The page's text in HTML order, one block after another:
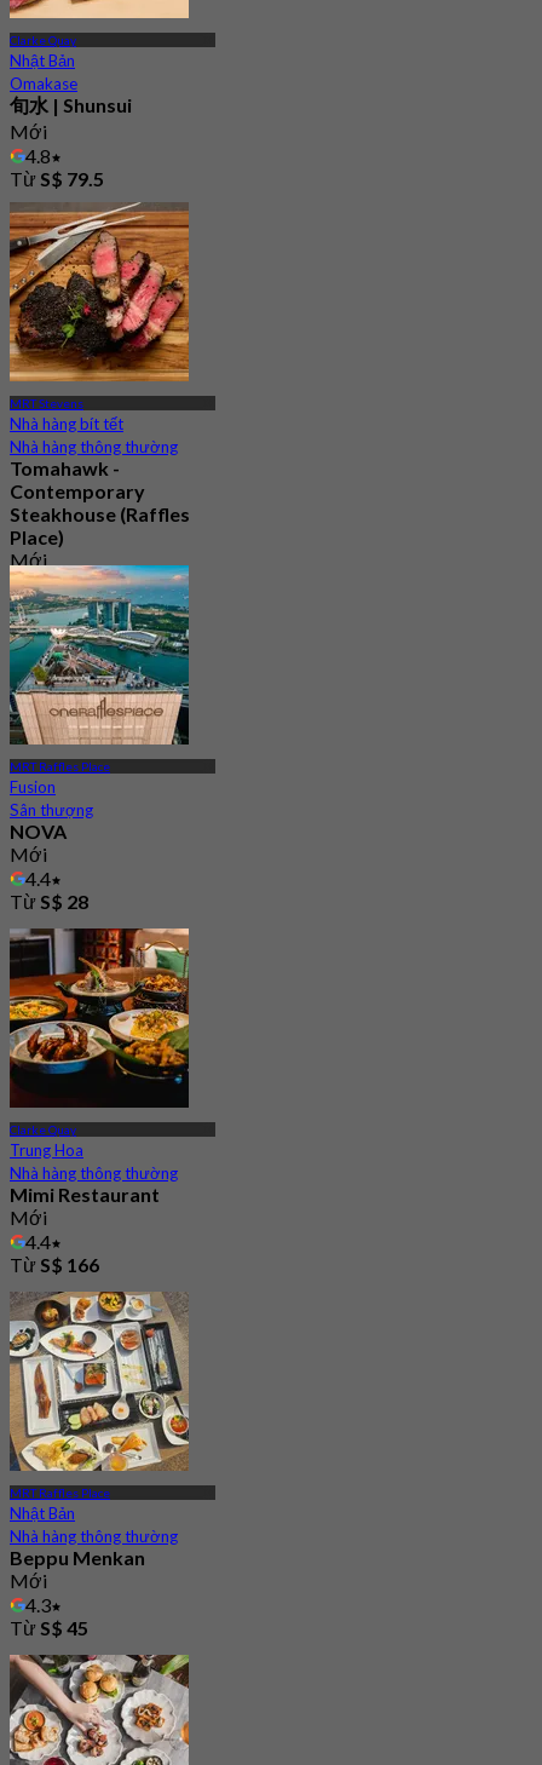
Clarke Quay
Nhật Bản
Omakase
旬水 | Shunsui
Mới
4.8
Từ S$ 79.5
MRT Stevens
Nhà hàng bít tết
Nhà hàng thông thường
Tomahawk -
Contemporary
Steakhouse (Raffles
Place)
Mới
4.3
TừS$ 68
MRT Raffles Place
Fusion
Sân thượng
NOVA
Mới
4.4
Từ S$ 28
Clarke Quay
Trung Hoa
Nhà hàng thông thường
Mimi Restaurant
Mới
4.4
Từ S$ 166
MRT Raffles Place
Nhật Bản
Nhà hàng thông thường
Beppu Menkan
Mới
4.3
Từ S$ 45